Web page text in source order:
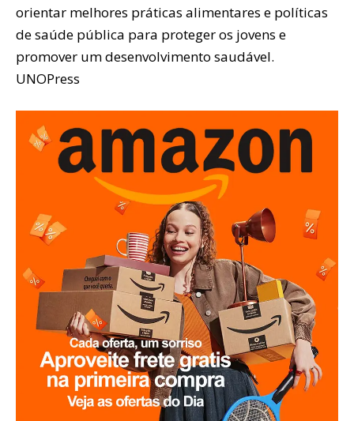
orientar melhores práticas alimentares e políticas
de saúde pública para proteger os jovens e
promover um desenvolvimento saudável.
UNOPress